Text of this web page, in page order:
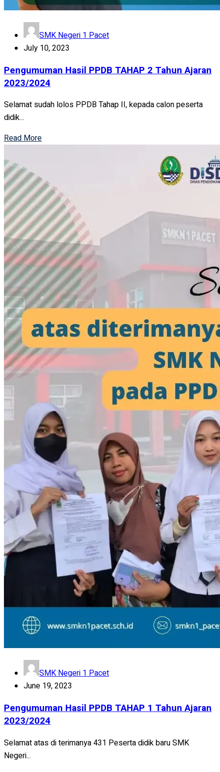
SMK Negeri 1 Pacet
July 10, 2023
Pengumuman Hasil PPDB TAHAP 2 Tahun Ajaran
2023/2024
Selamat sudah lolos PPDB Tahap II, kepada calon peserta
didik...
Read More
SMK Negeri 1 Pacet
June 19, 2023
Pengumuman Hasil PPDB TAHAP 1 Tahun Ajaran
2023/2024
Selamat atas di terimanya 431 Peserta didik baru SMK
Negeri...